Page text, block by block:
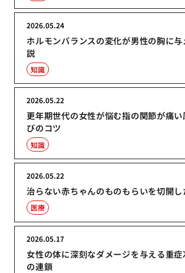
ホルモンバランスの変化が男性の胸に
説
2026.05.24
知識
更年期世代の女性が悩む指の関節が痛
びのコツ
2026.05.22
知識
治らない赤ちゃんのものもらいを切開
2026.05.22
医療
女性の体に深刻なダメージを与える重
の連鎖
2026.05.17